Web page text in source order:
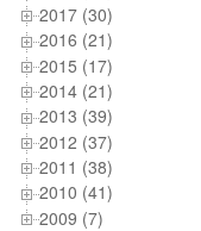
2017 (30)
2016 (21)
2015 (17)
2014 (21)
2013 (39)
2012 (37)
2011 (38)
2010 (41)
2009 (7)